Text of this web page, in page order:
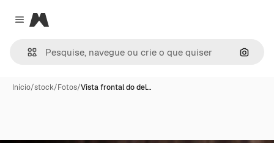
Close menu
Magnific
Início/stock/Fotos/Vista frontal do del…